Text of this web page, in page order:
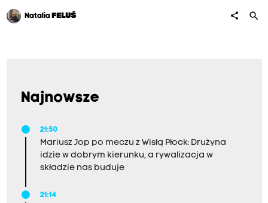
Natalia FELUŚ share search
Najnowsze
21:50
Mariusz Jop po meczu z Wisłą Płock: Drużyna
idzie w dobrym kierunku, a rywalizacja w
składzie nas buduje
21:14